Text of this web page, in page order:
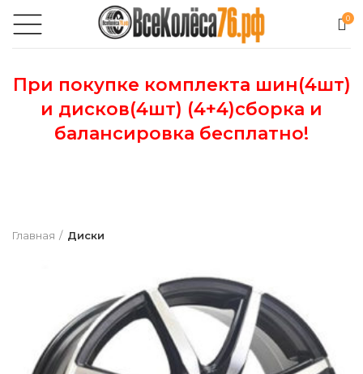
0
При покупке комплекта шин(4шт)
и дисков(4шт) (4+4)сборка и
балансировка бесплатно!
Главная Диски